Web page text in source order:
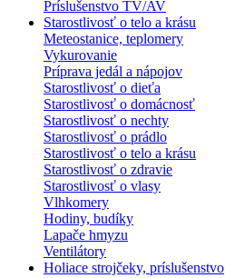
Príslušenstvo TV/AV
Starostlivosť o telo a krásu
Meteostanice, teplomery
Vykurovanie
Príprava jedál a nápojov
Starostlivosť o dieťa
Starostlivosť o domácnosť
Starostlivosť o nechty
Starostlivosť o prádlo
Starostlivosť o telo a krásu
Starostlivosť o zdravie
Starostlivosť o vlasy
Vlhkomery
Hodiny, budíky
Lapače hmyzu
Ventilátory
Holiace strojčeky, príslušenstvo